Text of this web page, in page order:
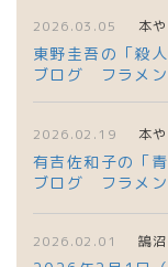
2026.03.05 本
東野圭吾の「殺
ブログ フラメン
2026.02.19 本
有吉佐和子の「
ブログ フラメン
2026.02.01 鵠